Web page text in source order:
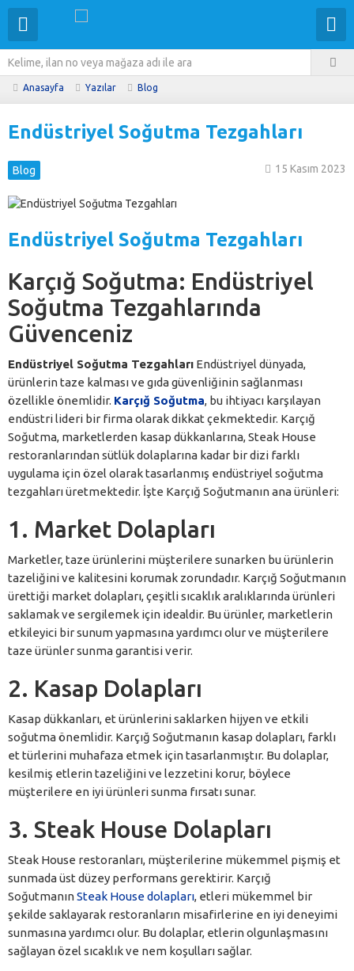
Anasayfa Yazılar Blog
Endüstriyel Soğutma Tezgahları
15 Kasım 2023
Blog
Endüstriyel Soğutma Tezgahları
Karçığ Soğutma: Endüstriyel
Soğutma Tezgahlarında
Güvenceniz
Endüstriyel Soğutma Tezgahları Endüstriyel dünyada,
ürünlerin taze kalması ve gıda güvenliğinin sağlanması
özellikle önemlidir. Karçığ Soğutma, bu ihtiyacı karşılayan
endüstri lideri bir firma olarak dikkat çekmektedir. Karçığ
Soğutma, marketlerden kasap dükkanlarına, Steak House
restoranlarından sütlük dolaplarına kadar bir dizi farklı
uygulama için özel olarak tasarlanmış endüstriyel soğutma
tezgahları üretmektedir. İşte Karçığ Soğutmanın ana ürünleri:
1. Market Dolapları
Marketler, taze ürünlerini müşterilere sunarken bu ürünlerin
tazeliğini ve kalitesini korumak zorundadır. Karçığ Soğutmanın
ürettiği market dolapları, çeşitli sıcaklık aralıklarında ürünleri
saklamak ve sergilemek için idealdir. Bu ürünler, marketlerin
etkileyici bir sunum yapmasına yardımcı olur ve müşterilere
taze ürünler sunma garantisi verir.
2. Kasap Dolapları
Kasap dükkanları, et ürünlerini saklarken hijyen ve etkili
soğutma önemlidir. Karçığ Soğutmanın kasap dolapları, farklı
et türlerini muhafaza etmek için tasarlanmıştır. Bu dolaplar,
kesilmiş etlerin tazeliğini ve lezzetini korur, böylece
müşterilere en iyi ürünleri sunma fırsatı sunar.
3. Steak House Dolapları
Steak House restoranları, müşterilerine mükemmel pişmiş et
sunmada üst düzey performans gerektirir. Karçığ
SoğutmanınSteak House dolapları, etleri mükemmel bir
şekilde saklayarak restoranların misafirlerine en iyi deneyimi
sunmasına yardımcı olur. Bu dolaplar, etlerin olgunlaşmasını
sağlayan özel sıcaklık ve nem koşulları sağlar.